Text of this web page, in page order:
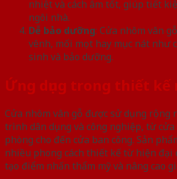
nhiệt và cách âm tốt, giúp tiết
ngôi nhà.
Dễ bảo dưỡng: Cửa nhôm vân
vênh, mối mọt hay mục nát như
sinh và bảo dưỡng.
Ứng dụng trong thiết
Cửa nhôm vân gỗ được sử dụng rộng
trình dân dụng và công nghiệp, từ cửa
phòng cho đến cửa ban công. Sản
nhiều phong cách thiết kế từ hiện đại
tạo điểm nhấn thẩm mỹ và nâng cao